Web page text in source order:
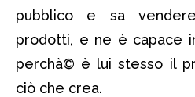
pubblico e sa
prodotti, e ne è capace
perchà© è lui stesso il
ciò che crea.